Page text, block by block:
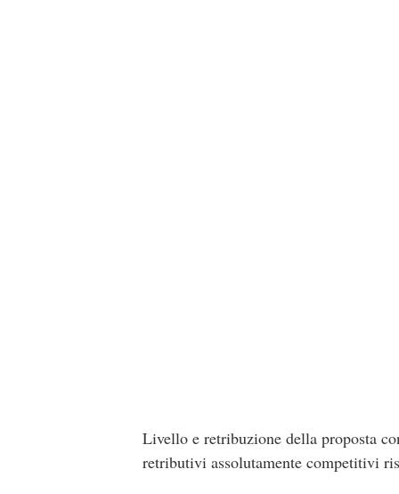
Livello e retribuzione della proposta
retributivi assolutamente competitivi